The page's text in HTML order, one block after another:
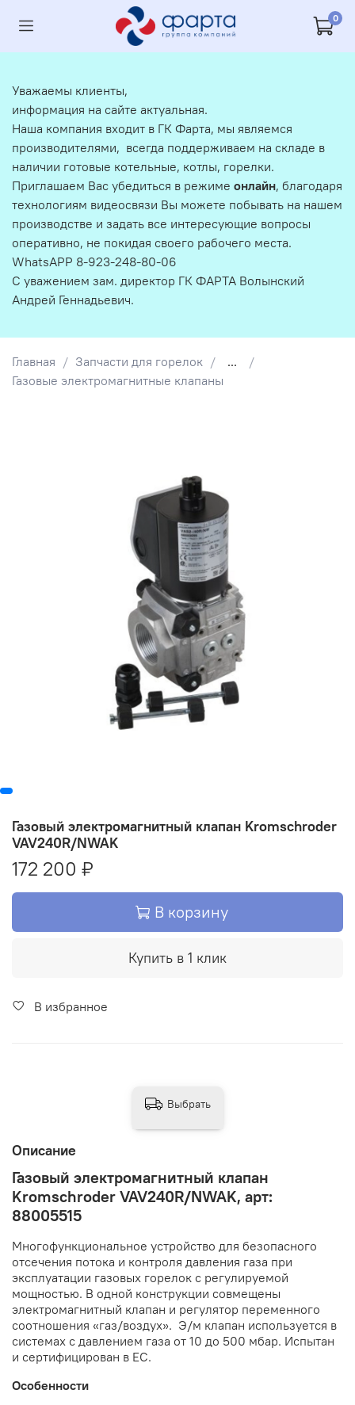
0
Главная Запчасти для горелок
...
Газовые электромагнитные клапаны
Газовый электромагнитный клапан Kromschroder
VAV240R/NWAK
172 200 ₽
В корзину
Купить в 1 клик
В избранное
Описание
Газовый электромагнитный клапан
Kromschroder VAV240R/NWAK, арт:
88005515
Многофункциональное устройство для безопасного
отсечения потока и контроля давления газа при
эксплуатации газовых горелок с регулируемой
мощностью. В одной конструкции совмещены
электромагнитный клапан и регулятор переменного
соотношения «газ/воздух». Э/м клапан используется в
системах с давлением газа от 10 до 500 мбар. Испытан
и сертифицирован в EC.
Особенности
Выбрать
Уважаемы клиенты,
информация на сайте актуальная.
Наша компания входит в ГК Фарта, мы являемся
производителями, всегда поддерживаем на складе в
наличии готовые котельные, котлы, горелки.
Приглашаем Вас убедиться в режиме онлайн, благодаря
технологиям видеосвязи Вы можете побывать на нашем
производстве и задать все интересующие вопросы
оперативно, не покидая своего рабочего места.
WhatsAPP 8-923-248-80-06
С уважением зам. директор ГК ФАРТА Волынский
Андрей Геннадьевич.